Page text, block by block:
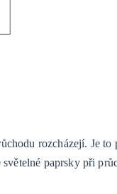
rozcházejí. Je to
paprsky při